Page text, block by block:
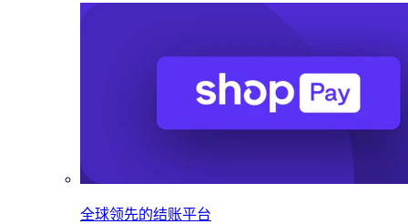
全球领先的结账平台